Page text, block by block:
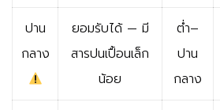
ปาน
กลาง
ยอมรับได้ — มี
สารปนเปื้อนเล็ก
น้อย
ต่ำ–
ปาน
กลาง